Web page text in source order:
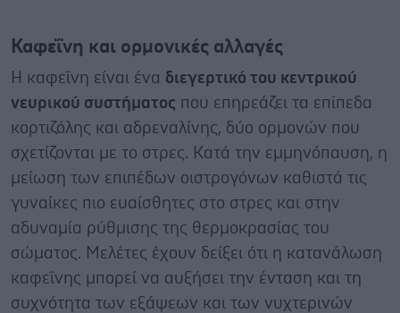
Καφεΐνη και ορμονικές αλλαγές
Η καφεΐνη είναι ένα διεγερτικό του κεντρικού
νευρικού συστήματος που επηρεάζει τα επίπεδα
κορτιζόλης και αδρεναλίνης, δύο ορμονών που
σχετίζονται με το στρες. Κατά την εμμηνόπαυση, η
μείωση των επιπέδων οιστρογόνων καθιστά τις
γυναίκες πιο ευαίσθητες στο στρες και στην
αδυναμία ρύθμισης της θερμοκρασίας του
σώματος. Μελέτες έχουν δείξει ότι η κατανάλωση
καφεΐνης μπορεί να αυξήσει την ένταση και τη
συχνότητα των εξάψεων και των νυχτερινών